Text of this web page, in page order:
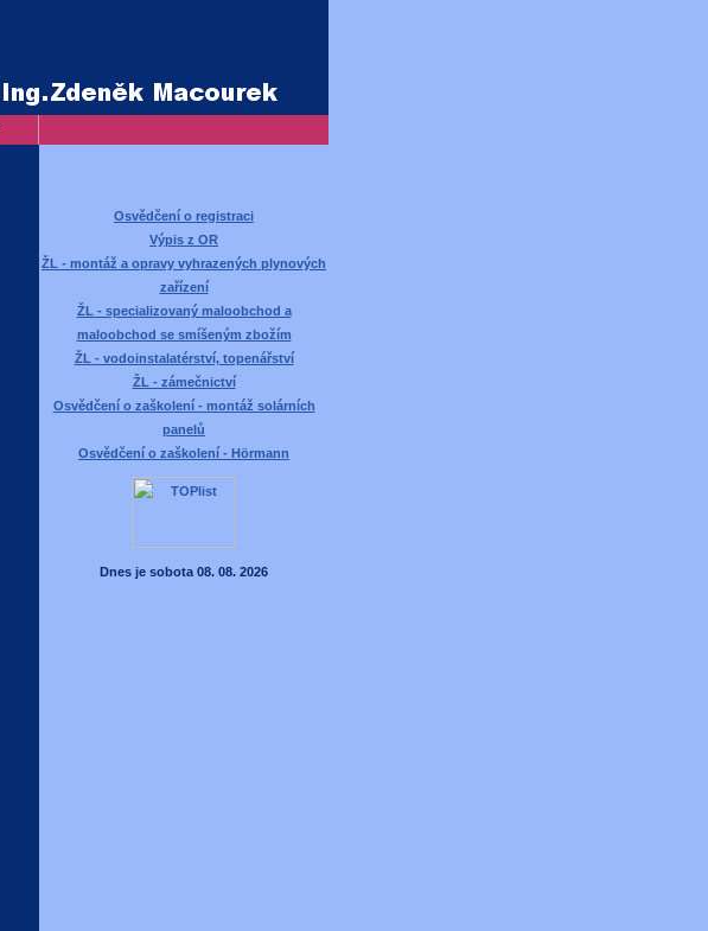
Osvědčení o registraci
Výpis z OR
ŽL - montáž a opravy vyhrazených plynových
zařízení
ŽL - specializovaný maloobchod a
maloobchod se smíšeným zbožím
ŽL - vodoinstalatérství, topenářství
ŽL - zámečnictví
Osvědčení o zaškolení - montáž solárních
panelů
Osvědčení o zaškolení - Hörmann
Dnes je sobota 08. 08. 2026